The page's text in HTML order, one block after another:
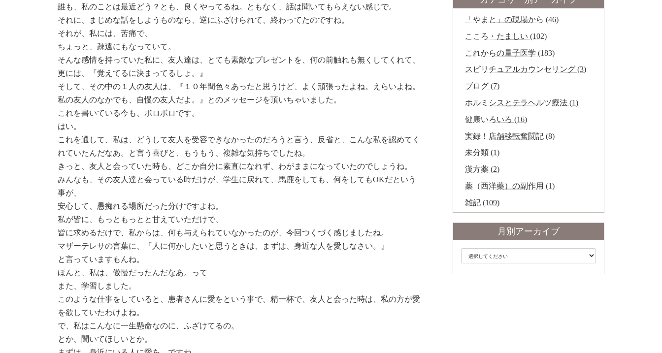
誰も、私のことは最近どう？とも、良くやってるね。ともなく、話は聞いてもらえない感じで。
それに、まじめな話をしようものなら、逆にふざけられて、終わってたのですね。
それが、私には、苦痛で、
ちょっと、疎遠にもなっていて。
そんな感情を持っていた私に、友人達は、とても素敵なプレゼントを、何の前触れも無くしてくれて、
更には、『覚えてるに決まってるしょ。』
そして、その中の１人の友人は、『１０年間色々あったと思うけど、よく頑張ったよね。えらいよね。
私の友人のなかでも、自慢の友人だよ。』とのメッセージを頂いちゃいました。
これを書いている今も、ボロボロです。
はい。
これを通して、私は、どうして友人を受容できなかったのだろうと言う、反省と、こんな私を認めてく
れていたんだなあ。と言う喜びと、もうもう、複雑な気持ちでしたね。
きっと、友人と会っていた時も、どこか自分に素直になれず、わがままになっていたのでしょうね。
みんなも、その友人達と会っている時だけが、学生に戻れて、馬鹿をしても、何をしてもOKだという
事が、
安心して、愚痴れる場所だった分けですよね。
私が皆に、もっともっとと甘えていただけで、
皆に求めるだけで、私からは、何も与えられていなかったのが、今回つくづく感じましたね。
マザーテレサの言葉に、『人に何かしたいと思うときは、まずは、身近な人を愛しなさい。』
と言っていますもんね。
ほんと、私は、傲慢だったんだなあ。って
また、学習しました。
このような仕事をしていると、患者さんに愛をという事で、精一杯で、友人と会った時は、私の方が愛
を欲していたわけよね。
で、私はこんなに一生懸命なのに、ふざけてるの。
とか、聞いてほしいとか。
「やまと」の現場から (46)
こころ・たましい (102)
これからの量子医学 (183)
スピリチュアルカウンセリング (3)
ブログ (7)
ホルミシスとテラヘルツ療法 (1)
健康いろいろ (16)
実録！店舗移転奮闘記 (8)
未分類 (1)
漢方薬 (2)
薬（西洋藥）の副作用 (1)
雑記 (109)
月別アーカイブ